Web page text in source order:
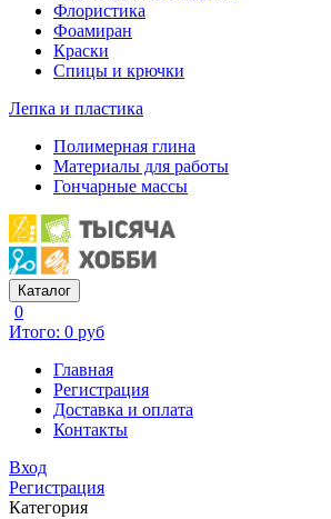
Флористика
Фоамиран
Краски
Спицы и крючки
Лепка и пластика
Полимерная глина
Материалы для работы
Гончарные массы
Каталог
0
Итого: 0 руб
Главная
Регистрация
Доставка и оплата
Контакты
Вход
Регистрация
Категория